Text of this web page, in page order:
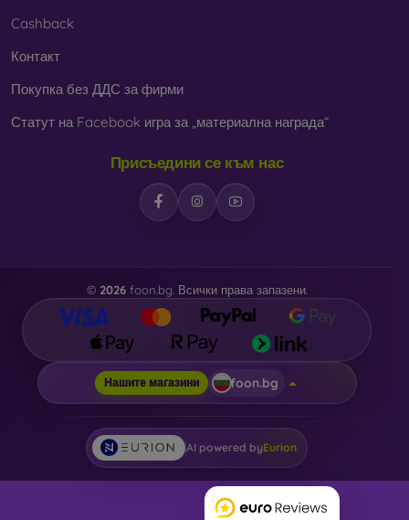
Cashback
Контакт
Покупка без ДДС за фирми
Статут на Facebook игра за „материална награда“
Присъедини се към нас
© 2026foon.bg. Всички права запазени.
Нашите магазини foon.bg
AI powered byEurion